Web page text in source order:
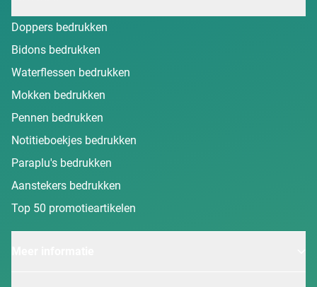
Doppers bedrukken
Bidons bedrukken
Waterflessen bedrukken
Mokken bedrukken
Pennen bedrukken
Notitieboekjes bedrukken
Paraplu's bedrukken
Aanstekers bedrukken
Top 50 promotieartikelen